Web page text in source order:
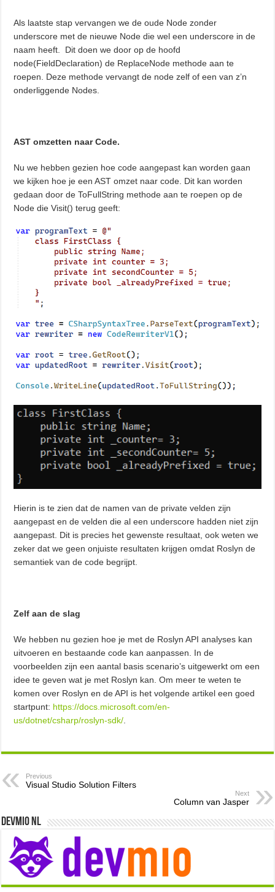
Als laatste stap vervangen we de oude Node zonder
underscore met de nieuwe Node die wel een underscore in de
naam heeft. Dit doen we door op de hoofd
node(FieldDeclaration) de ReplaceNode methode aan te
roepen. Deze methode vervangt de node zelf of een van z’n
onderliggende Nodes.
AST omzetten naar Code.
Nu we hebben gezien hoe code aangepast kan worden gaan
we kijken hoe je een AST omzet naar code. Dit kan worden
gedaan door de ToFullString methode aan te roepen op de
Node die Visit() terug geeft:
Hierin is te zien dat de namen van de private velden zijn
aangepast en de velden die al een underscore hadden niet zijn
aangepast. Dit is precies het gewenste resultaat, ook weten we
zeker dat we geen onjuiste resultaten krijgen omdat Roslyn de
semantiek van de code begrijpt.
Zelf aan de slag
We hebben nu gezien hoe je met de Roslyn API analyses kan
uitvoeren en bestaande code kan aanpassen. In de
voorbeelden zijn een aantal basis scenario’s uitgewerkt om een
idee te geven wat je met Roslyn kan. Om meer te weten te
komen over Roslyn en de API is het volgende artikel een goed
startpunt: https://docs.microsoft.com/en-
us/dotnet/csharp/roslyn-sdk/
Previous
Visual Studio Solution Filters
Next
Column van Jasper
Devmio NL